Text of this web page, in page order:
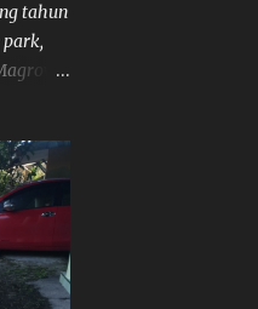
tahun
Dan